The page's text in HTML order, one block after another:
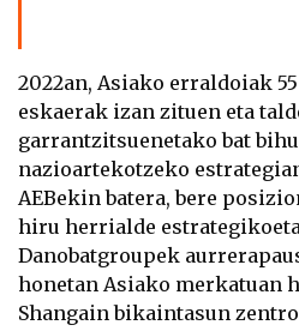
2022an, Asiako erraldoiak
eskaerak izan zituen eta
garrantzitsuenetako bat
nazioartekotzeko
AEBekin batera, bere
hiru herrialde
Danobatgroupek
honetan Asiako merkatuan
Shangain bikaintasun